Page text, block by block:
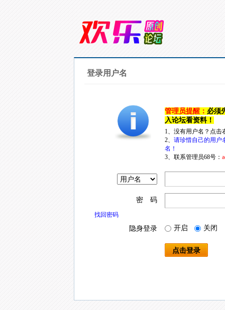
登录用户名
管理员提醒： 必须
入论坛看资料！
1、没有用户名？点
2、 请珍惜自己的用户
名！
3、联系管理员68号：
密 码
找回密码
隐身登录 开启 关闭
点击登录